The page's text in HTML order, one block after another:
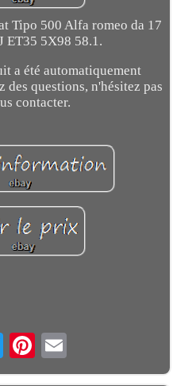
Tipo 500 Alfa romeo da 17
ET35 5X98 58.1.
a été automatiquement
des questions, n'hésitez pas
contacter.
Email